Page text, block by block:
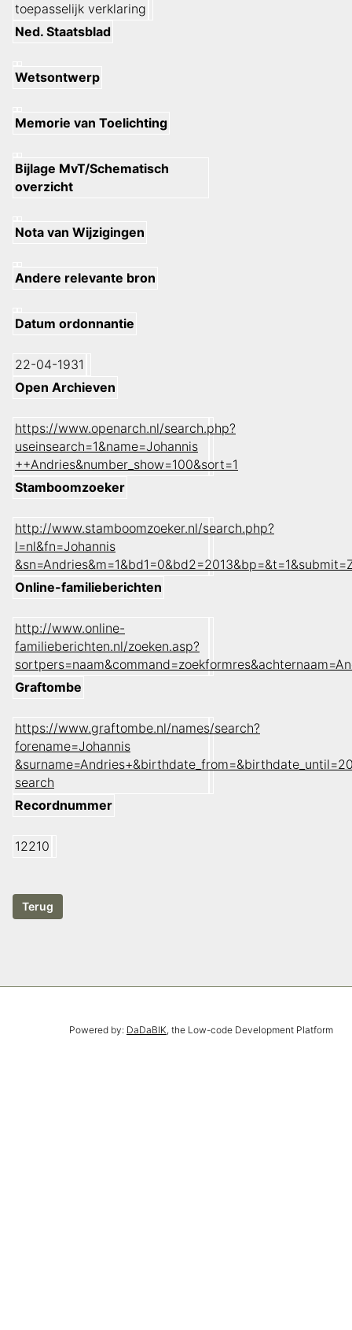
toepasselijk verklaring
Ned. Staatsblad
Wetsontwerp
Memorie van Toelichting
Bijlage MvT/Schematisch
overzicht
Nota van Wijzigingen
Andere relevante bron
Datum ordonnantie
22-04-1931
Open Archieven
https://www.openarch.nl/search.php?
useinsearch=1&name=Johannis
++Andries&number_show=100&sort=1
Stamboomzoeker
http://www.stamboomzoeker.nl/search.php?
l=nl&fn=Johannis
Online-familieberichten
http://www.online-
familieberichten.nl/zoeken.asp?
Graftombe
https://www.graftombe.nl/names/search?
forename=Johannis
search
Recordnummer
12210
Powered by: DaDaBIK, the Low-code Development Platform